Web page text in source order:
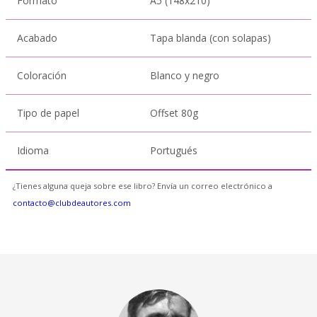
Acabado Tapa blanda (con solapas)
Coloración Blanco y negro
Tipo de papel Offset 80g
Idioma Portugués
¿Tienes alguna queja sobre ese libro? Envía un correo electrónico a
contacto@clubdeautores.com